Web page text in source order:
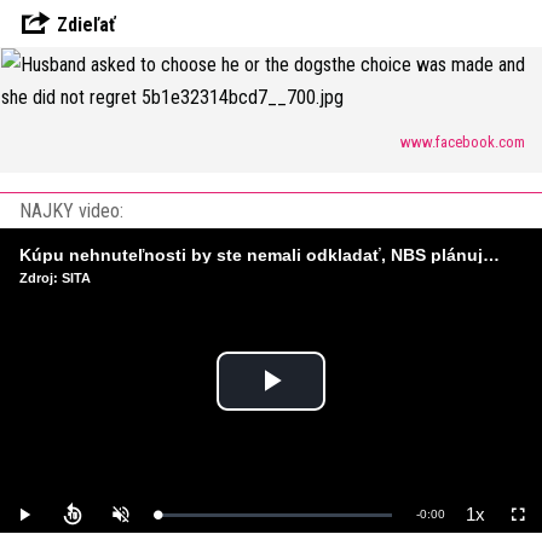
Zdieľať
www.facebook.com
NAJKY video:
Play
Play UnmuteLoaded:
0%
Remaining
-0:00 1xPlayback
Rate
Kúpu nehnuteľnosti by ste nemali odkladať, NBS plánuje sprísniť pravidlá pri hypotékach
Zdroj: SITA